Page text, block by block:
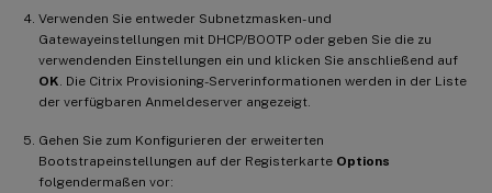
Verwenden Sie entweder Subnetzmasken- und
Gatewayeinstellungen mit DHCP/BOOTP oder geben Sie die zu
verwendenden Einstellungen ein und klicken Sie anschließend auf
OK . Die Citrix Provisioning-Serverinformationen werden in der Liste
der verfügbaren Anmeldeserver angezeigt.
Gehen Sie zum Konfigurieren der erweiterten
Bootstrapeinstellungen auf der Registerkarte Options
folgendermaßen vor: